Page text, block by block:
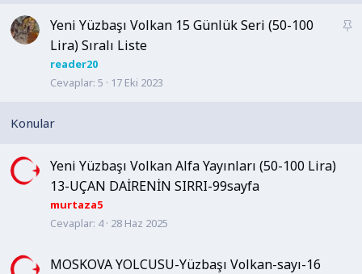
S
Yeni Yüzbaşı Volkan 15 Günlük Seri (50-100
Lira) Sıralı Liste
reader20
Cevaplar 5 17 Eki 2023
Yeni Yüzbaşı Volkan Alfa Yayınları (50-100 Lira)
13-UÇAN DAİRENİN SIRRI-99sayfa
murtaza5
Cevaplar 4 28 Haz 2025
MOSKOVA YOLCUSU-Yüzbaşı Volkan-sayı-16